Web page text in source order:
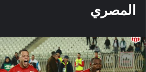
المصري